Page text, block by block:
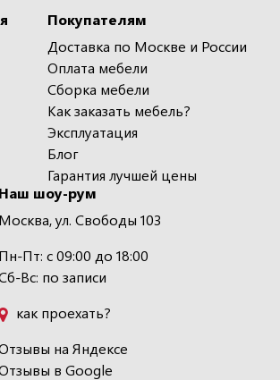
Покупателям
Доставка по Москве и России
Оплата мебели
Сборка мебели
Как заказать мебель?
Эксплуатация
Блог
Гарантия лучшей цены
Наш шоу-рум
Москва, ул. Свободы 103
Пн-Пт: с 09:00 до 18:00
Вс: по записи
как проехать?
на Яндексе
в Google